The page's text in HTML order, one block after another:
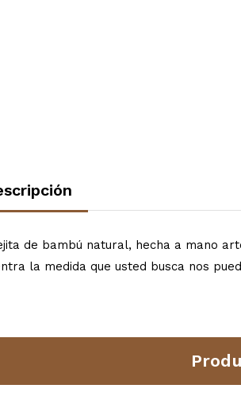
de bambú natural, hecha a mano
la medida que usted busca nos